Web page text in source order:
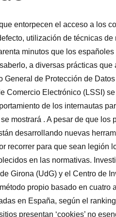
lamenta Albert Jové , profesor colaborador de los Estudios de Informática, Multimedia y Telecomunicación de la UOC y uno de los autores del trabajo. En concreto, solo el 8,61% de las webs que recogen bien el consentimiento de los usuarios lo aplican con éxito en la práctica y la amplia mayoría, el 94,06%, emplea algún tipo de ‘cookies’ sin el consentimiento previo de la persona . «Hasta hace poco las sanciones por este tema eran casi inexistentes y a día de hoy no existe una fuerte conciencia de que se tiene que cumplir. Falta cultura de la privacidad en general y, en particular, de las ‘cookies’», dice. Existen diferentes razones que pueden explicar por qué las plataformas en línea infringen la normativa. En primer lugar, Paula Garralón , asociada en el departamento de Commercial en el despacho Bird & Bird, aclara que las ‘cookies’ están reguladas tanto por la Directiva ePrivacy (transpuesta en España mediante la LSSI) como por el RGPD (el uso de ‘cookies’ implica el tratamiento de datos personales). «Dado que existe tanta dispersión normativa, y pese a los esfuerzos del Comité Europeo de Protección de Datos, en la actualidad no hay un criterio único aplicable a las empresas en Europa en cuanto al uso de las ‘cookies’ y esas páginas probablemente pertenecen a grupos empresariales con presencia en todo el continente», afirma. Otro de los motivos que identifica la experta es que la ciudadanía adolece de un desconocimiento sobre sus derechos en materia de privacidad y, en particular, sobre qué son las ‘cookies’, lo que se traduce en un escaso ejercicio de derechos. Noticia Relacionada estandar No El factor humano aún marca diferencias en la era digital del negocio publicitario Alberto Velázquez La gestión de los datos ha revolucionado el sector, pero la intuicion, la creatividad y el conocimiento de las motivaciones de clientes y consumidores todavía son claves Las consecuencias a las que se enfrentan las empresas tampoco ayudan a erradicar el problema de los incumplimientos relacionados con las ‘cookies’. «Cuando existe una normativa general, como el RGPD, y una normativa especial, como la LSSI, el régimen sancionador aplicable es el de la ley especial . Así, mientras el régimen sancionador del RGPD contempla multas de hasta 10 y 20 millones de euros, en el caso de la LSSI el máximo que se puede imponer es de 30.000 euros y es raro que en la práctica se imponga la máxima sanción. Es un hecho que el régimen sancionador no es elevado», subraya. Cabe recordar que está en tramitación un reglamento que aspira a regular este ámbito, pero la negociación se encuentra bloqueada y no se espera que se apruebe ni este año ni el que viene. A falta de que se produzcan cambios regulatorios en el corto plazo, Garralón cree que noticias que han tenido una gran repercusión como la prohibición de Google Analytics en Austria, Francia e Italia, al entender que la transferencia de datos a Estados Unidos incumplía el RGPD, pueden contribuir a que los portales web se preocupen más por este tipo de temas. En nuestro país, la Agencia Española de Protección de Datos (AEPD) es el organismo competente para garantizar el cumplimiento del RGPD y de la LSSI. En 2021, último año con datos oficiales, impuso 24 multas por infracciones relacionadas con la